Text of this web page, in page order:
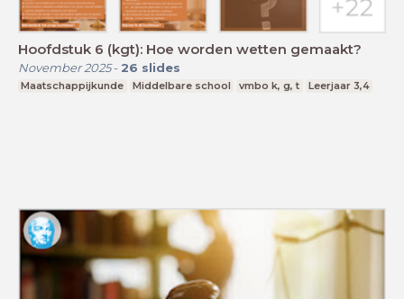
Hoofdstuk 6 (kgt): Hoe worden wetten gemaakt?
November 2025- 26 slides
Maatschappijkunde Middelbare school vmbo k, g, t Leerjaar 3,4